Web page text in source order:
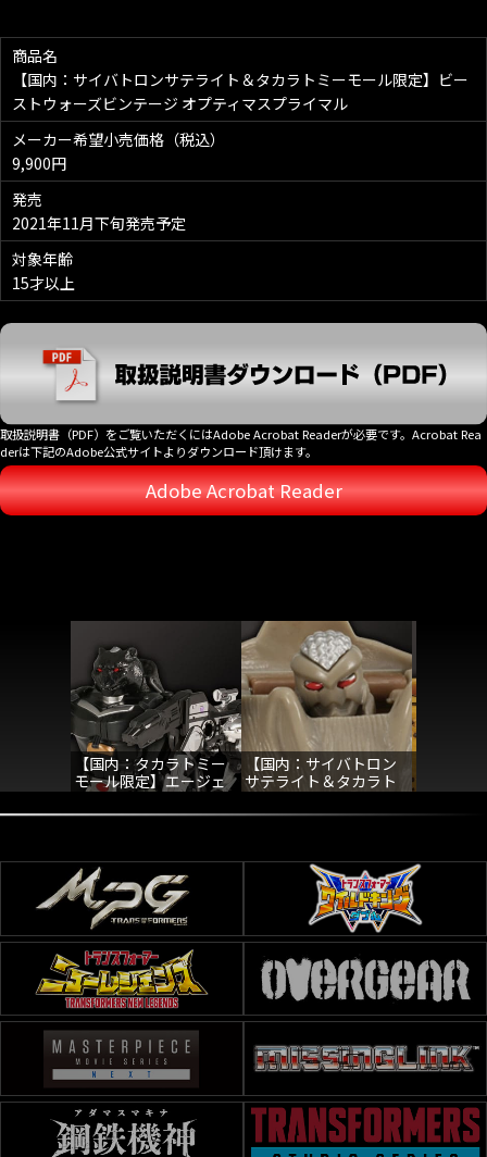
商品名
【国内：サイバトロンサテライト＆タカラトミーモール限定】ビー
ストウォーズビンテージ オプティマスプライマル
メーカー希望小売価格（税込）
9,900円
発売
2021年11月下旬発売予定
対象年齢
15才以上
取扱説明書（PDF）をご覧いただくにはAdobe Acrobat Readerが必要です。Acrobat Rea
derは下記のAdobe公式サイトよりダウンロード頂けます。
Adobe Acrobat Reader
【国内：タカラトミー
モール限定】エージェ
ントラヴィッジ&ラヴィ
ッジ
【国内：サイバトロン
サテライト＆タカラト
ミーモール限定】ビー
ストウォーズビンテー
ミーモー
ストウォ